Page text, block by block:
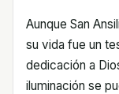
Aunque San
su vida fue un
dedicación a
iluminación se